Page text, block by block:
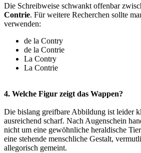
Die Schreibweise schwankt offenbar
Contrie. Für weitere Recherchen sollte
verwenden:
de la Contry
de la Contrie
La Contry
La Contrie
4. Welche Figur zeigt das Wappen?
Die bislang greifbare Abbildung ist leider
ausreichend scharf. Nach Augenschein
nicht um eine gewöhnliche heraldische
eine stehende menschliche Gestalt,
allegorisch gemeint.